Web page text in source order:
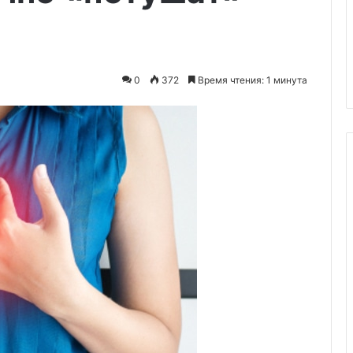
0 372 Время чтения: 1 минута
тянет за